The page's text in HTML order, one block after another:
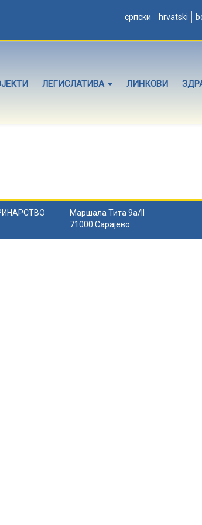
српски hrvatski
ЛЕГИСЛАТИВА ЛИНКОВИ
Маршала Тита 9а/II
71000 Сарајево